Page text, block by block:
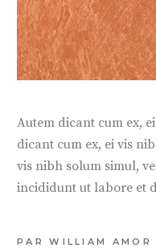
Autem dicant cum ex,
dicant cum ex, ei vis
vis nibh solum simul,
incididunt ut labore et
PAR WILLIAM AMOR